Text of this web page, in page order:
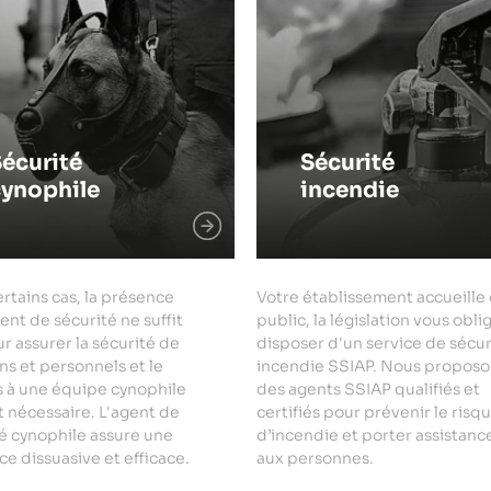
cas, la présence
de sécurité ne suffit
assurer la sécurité de
et personnels et le
à une équipe cynophile
nécessaire. L'agent de
cynophile assure une
dissuasive et efficace.
Sécurité
incendie
Votre établissement accueille
public, la législation vous
disposer d'un service de
incendie SSIAP. Nous
des agents SSIAP qualifiés et
certifiés pour prévenir le
d’incendie et porter
aux personnes.